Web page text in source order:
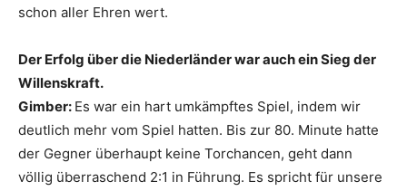
schon aller Ehren wert.
Der Erfolg über die Niederländer war auch ein Sieg der
Willenskraft.
Gimber: Es war ein hart umkämpftes Spiel, indem wir
deutlich mehr vom Spiel hatten. Bis zur 80. Minute hatte
der Gegner überhaupt keine Torchancen, geht dann
völlig überraschend 2:1 in Führung. Es spricht für unsere